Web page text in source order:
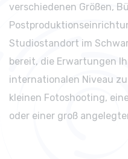
verschiedenen Größen,
Studiostandort im
bereit, die Erwartungen
internationalen Niveau
kleinen Fotoshooting,
oder einer groß